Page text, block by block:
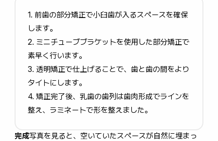
1. 前歯の部分矯正で小臼歯が入るスペースを確保
します。
2. ミニチューブブラケットを使用した部分矯正で
素早く行います。
3. 透明矯正で仕上げることで、歯と歯の間をより
タイトにします。
4. 矯正完了後、乳歯の歯列は歯肉形成でラインを
整え、ラミネートで形を整えました。
完成写真を見ると、空いていたスペースが自然に埋まっ